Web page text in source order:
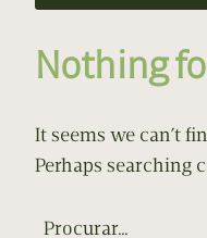
Nothing
It seems we can’t
Perhaps searching